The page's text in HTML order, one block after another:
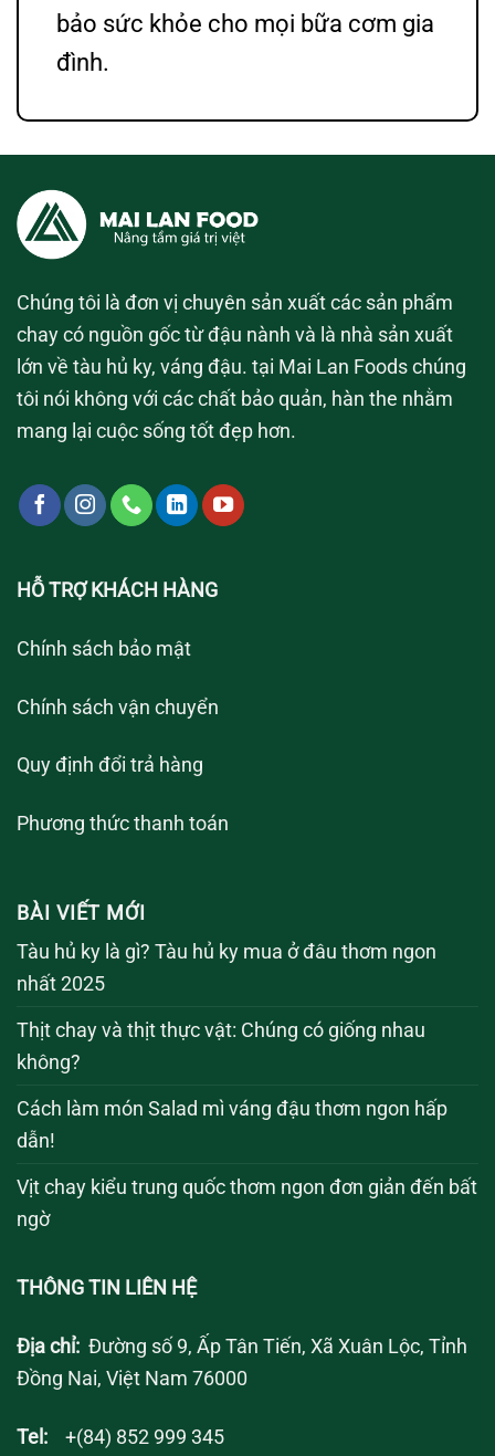
bảo sức khỏe cho mọi bữa cơm gia
đình.
Chúng tôi là đơn vị chuyên sản xuất các sản phẩm
chay có nguồn gốc từ đậu nành và là nhà sản xuất
lớn về tàu hủ ky, váng đậu. tại Mai Lan Foods chúng
tôi nói không với các chất bảo quản, hàn the nhằm
mang lại cuộc sống tốt đẹp hơn.
HỖ TRỢ KHÁCH HÀNG
Chính sách bảo mật
Chính sách vận chuyển
Quy định đổi trả hàng
Phương thức thanh toán
BÀI VIẾT MỚI
Tàu hủ ky là gì? Tàu hủ ky mua ở đâu thơm ngon
nhất 2025
Thịt chay và thịt thực vật: Chúng có giống nhau
không?
Cách làm món Salad mì váng đậu thơm ngon hấp
dẫn!
Vịt chay kiểu trung quốc thơm ngon đơn giản đến bất
ngờ
THÔNG TIN LIÊN HỆ
Địa chỉ: Đường số 9, Ấp Tân Tiến, Xã Xuân Lộc, Tỉnh
Đồng Nai, Việt Nam 76000
Tel: +(84) 852 999 345